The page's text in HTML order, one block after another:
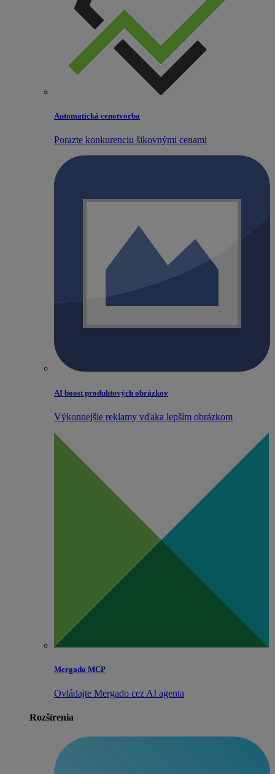
Automatická cenotvorba
Porazte konkurenciu šikovnými cenami
AI boost produktových obrázkov
Výkonnejšie reklamy vďaka lepším obrázkom
Mergado MCP
Ovládajte Mergado cez AI agenta
Rozšírenia